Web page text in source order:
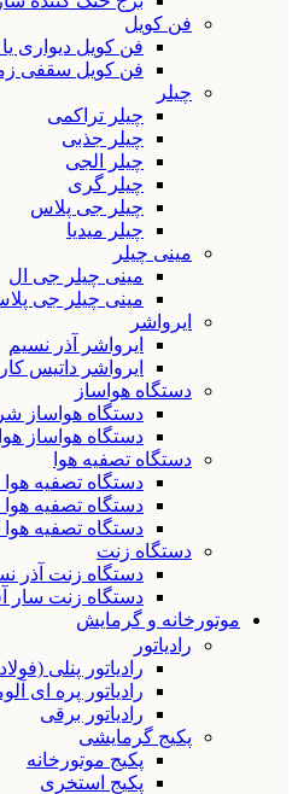
فن کویل
فن کویل دیواری
فن کویل سقفی
چیلر
چیلر تراکمی
چیلر جذبی
چیلر الجی
چیلر گری
چیلر جی پلاس
چیلر میدیا
مینی چیلر
مینی چیلر جی ال
مینی چیلر جی
ایرواشر
ایرواشر آذر نسیم
ایرواشر داتیس کار
دستگاه هواساز
دستگاه هواساز
دستگاه هواساز
دستگاه تصفیه هوا
دستگاه تصفیه
دستگاه تصفیه
دستگاه تصفیه
دستگاه زنت
دستگاه زنت آذر
دستگاه زنت سار
موتورخانه و گرمایش
رادیاتور
رادیاتور پنلی
رادیاتور پره ای
رادیاتور برقی
پکیج گرمایشی
پکیج موتورخانه
پکیج استخری